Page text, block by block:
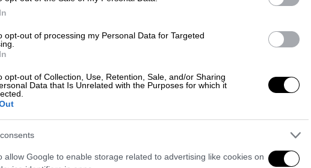
opt-out of processing my Personal Data for Targeted
opt-out of Collection, Use, Retention, Sale, and/or Sharing
Data that Is Unrelated with the Purposes for which it
allow Google to enable storage related to advertising like cookies on
πράγματα που δεν μπορώ να τα πω.
100 και εγώ έπαιρνα 20 και είχα μάνα,
ένα μήνυμα γιατί αυτό βγαίνει ότι είμαι
σωστό. Είναι κάποια πράγματα που